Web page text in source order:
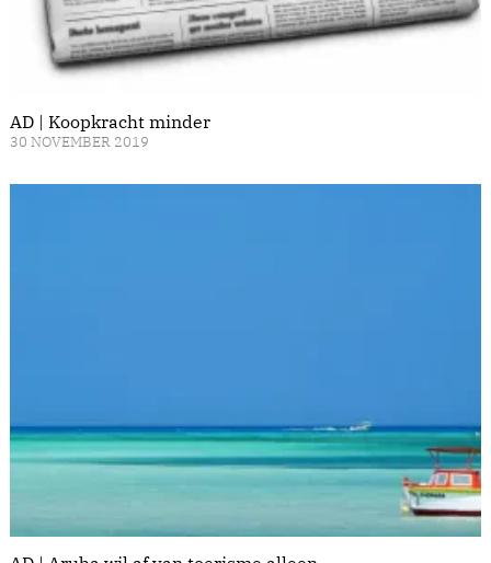
AD | Koopkracht minder
30 NOVEMBER 2019